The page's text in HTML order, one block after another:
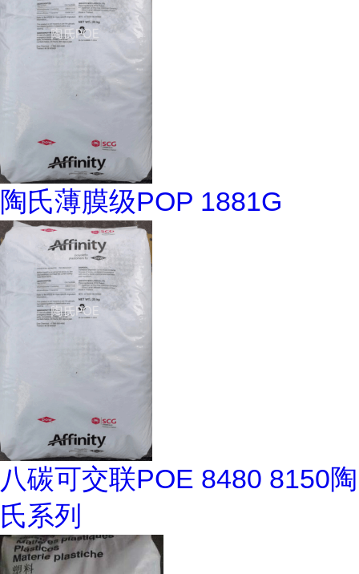
陶氏薄膜级POP 1881G
八碳可交联POE 8480 8150陶
氏系列